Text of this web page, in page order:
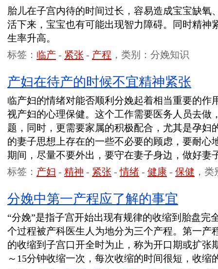
胎儿在子宫内待的时间过长，容易造成宝宝缺氧
活下来，宝宝也有可能出现智力障碍。同时精神
生率升高。
标签： 临产 - 紧张 - 产程 ，类别：分娩知识
产妇在待产的时候不宜精神紧张
临产妇的情绪对能否顺利分娩起着相当重要的作
视产妇的心理保健。这个工作需要医务人员去做
题，同时，更需要家属的积极配合，尤其是孕妇
的妻子思想上存在的一些不必要的顾虑，要耐心
期间，尽量不要外出，要守在妻子身边，做好妻
标签： 产妇 - 精神 - 紧张 -情绪 - 健康 - 保健 ，
分娩中第一产程应了解的事宜
“分娩”是指子宫开始出现有规律的收缩到胎盘完
个过程被产科医生人为地分为三个产程。第一产
的收缩到子宫口开全时为止，称为开口期或扩张
～15分钟收缩一次，每次收缩的时间很短，收缩